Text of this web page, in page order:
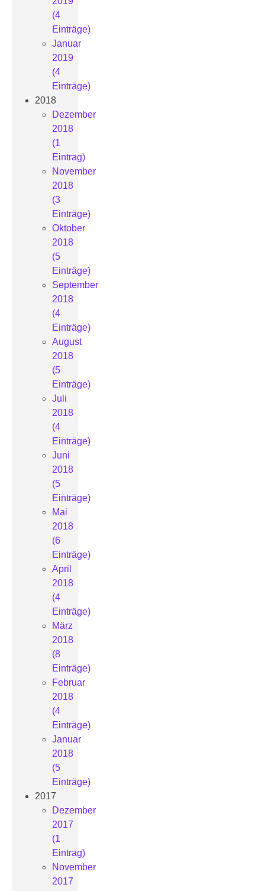
(4
Einträge)
Januar
2019
(4
Einträge)
2018
Dezember
2018
(1
Eintrag)
November
2018
(3
Einträge)
Oktober
2018
(5
Einträge)
September
2018
(4
Einträge)
August
2018
(5
Einträge)
Juli
2018
(4
Einträge)
Juni
2018
(5
Einträge)
Mai
2018
(6
Einträge)
April
2018
(4
Einträge)
März
2018
(8
Einträge)
Februar
2018
(4
Einträge)
Januar
2018
(5
Einträge)
2017
Dezember
2017
(1
Eintrag)
November
2017